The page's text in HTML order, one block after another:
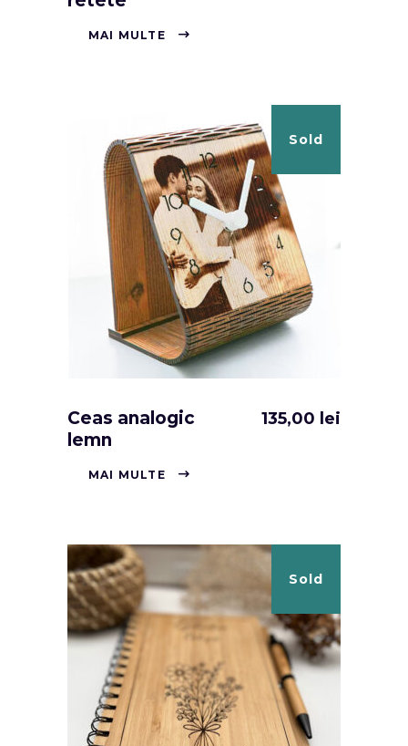
MAI MULTE
Sold
Ceas analogic
lemn
135,00 lei
MAI MULTE
Sold